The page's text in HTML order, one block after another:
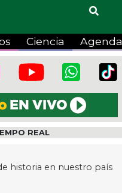
Ciencia Agenda
REAL
historia en nuestro país